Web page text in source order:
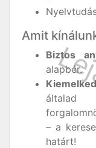
Amit
Biztos
alapbér.
– a
határt!